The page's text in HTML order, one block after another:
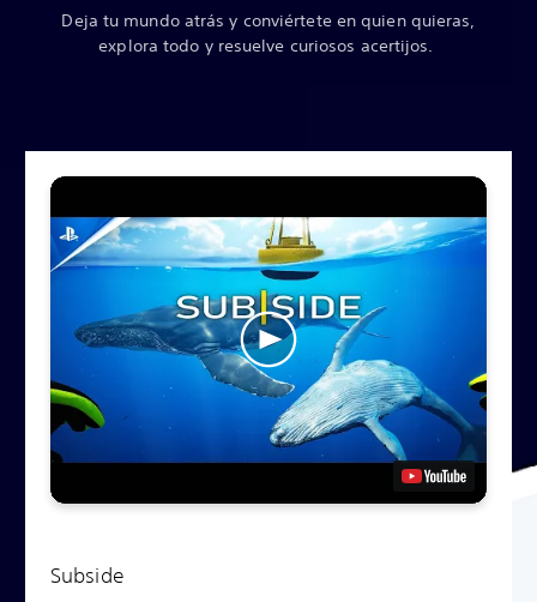
Deja tu mundo atrás y conviértete en quien quieras,
explora todo y resuelve curiosos acertijos.
Subside